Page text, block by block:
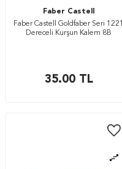
Faber Castell
Faber Castell Goldfaber Seri 1221
Dereceli Kurşun Kalem 8B
35.00TL